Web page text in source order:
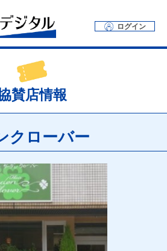
ログイン
賛店情報
クローバー